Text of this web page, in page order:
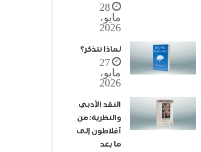
28
مايو،
2026
لماذا نتذكر؟
27
مايو،
2026
النقد الأدبي
والنظرية: من
أفلاطون إلى
ما بعد